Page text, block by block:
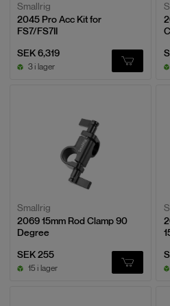
Smallrig
2045 Pro Acc Kit for
FS7/FS7II
SEK 6,319
3 i lager
Smallrig
2069 15mm Rod Clamp 90
Degree
SEK 255
15 i lager